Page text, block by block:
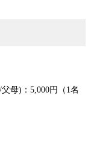
母)：5,000円（1名